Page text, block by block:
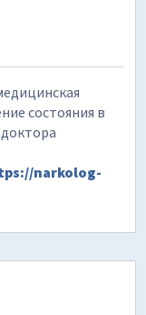
состояния в
narkolog-